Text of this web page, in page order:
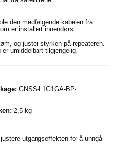
den medfølgende kabelen fra
er installert innendørs.
og juster styrken på repeateren.
er umiddelbart tilgjengelig.
GNSS-L1G1GA-BP-
2,5 kg
utgangseffekten for å unngå